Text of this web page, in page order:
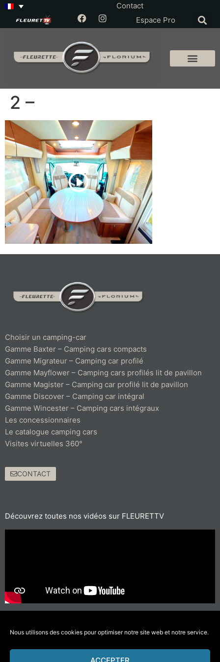
Nous utilisons des cookies pour optimiser notre site web et notre service.
ACCEPTER
Contact
Espace Pro
2 –
Choisir un camping-car
Gamme Baxter – Camping cars compacts
Gamme Migrateur – Camping car profilé
Gamme Mayflower – Camping cars profilés lit de pavillon
Gamme Magister – Camping car profilé lit de pavillon
Gamme Discover – Camping car intégral
Gamme Wincester – Camping cars intégraux
Les concessionnaires
Le catalogue camping cars
Visites virtuelles 360°
CONTACT
Découvrez toutes nos vidéos sur FLEURETTV
#SeDéplacerMoinsPolluer